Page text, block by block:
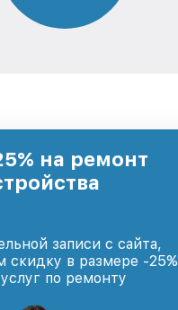
на ремонт
записи с сайта,
скидку в размере -25%
по ремонту